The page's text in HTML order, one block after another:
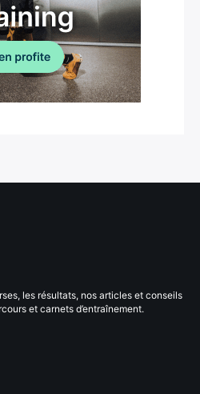
les résultats, nos articles et conseils
et carnets d’entraînement.